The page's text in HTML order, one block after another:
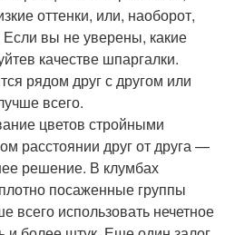
оттенки, или, наоборот,
Если вы не уверены, какие
качестве шпаргалки.
рядом друг с другом или
всего.
цветов стройными
расстоянии друг от друга —
решение. В клумбах
посаженные группы
всего использовать нечетное